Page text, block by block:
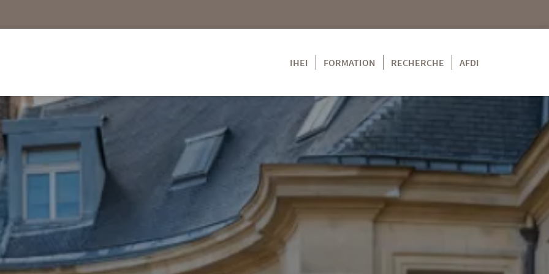
IHEI
FORMATION RECHERCHE AFDI